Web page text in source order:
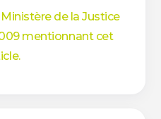
de la Justice
mentionnant cet